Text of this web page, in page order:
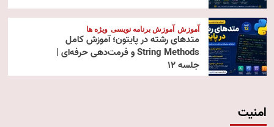
آموزش آموزش برنامه نویسی ویژه ها
متدهای رشته در پایتون؛ آموزش کامل
String Methods و فرمت‌دهی حرفه‌ای |
جلسه ۱۲
امنیت